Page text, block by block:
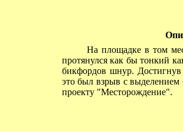
На площадке в том
протянулся как бы тонкий
бикфордов шнур.
это был взрыв с выделением
проекту "Месторождение".